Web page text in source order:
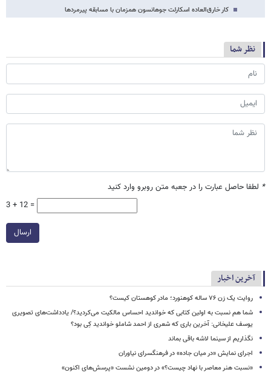
کار خارق‌العاده اسکارلت جوهانسون همزمان با مسابقه پیرمردها
نظر شما
* لطفا حاصل عبارت را در جعبه متن روبرو وارد کنید
3 + 12 =
ارسال
آخرین اخبار
روایت یک زن ۷۶ ساله کوهنورد؛ مادر کوهستان کیست؟
شما هم نسبت به اولین کتابی که خواندید احساس مالکیت می‌کردید؟/ یادداشت‌های تصویری
یوسف علیخانی: آخرین باری که شعری از احمد شاملو خواندید کِی بود؟
نگذاریم از سینما لاشه باقی بماند
اجرای نمایش «در میان جاده» در فرهنگسرای نیاوران
«نسبت هنر معاصر با نهاد چیست؟» در دومین نشست «پرسش‌های اکنون»